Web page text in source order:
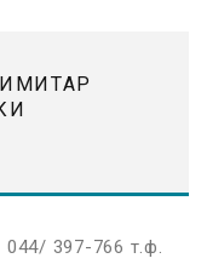
044/ 397-766 т.ф.